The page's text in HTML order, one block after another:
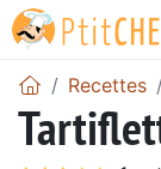
Recettes